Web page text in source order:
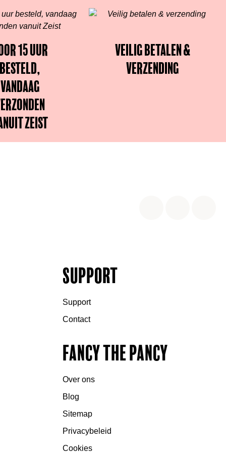
15 uur
besteld,
vandaag
Zeist
Veilig betalen &
verzending
Support
Support
Contact
Fancy the Pancy
Over ons
Blog
Sitemap
Privacybeleid
Cookies